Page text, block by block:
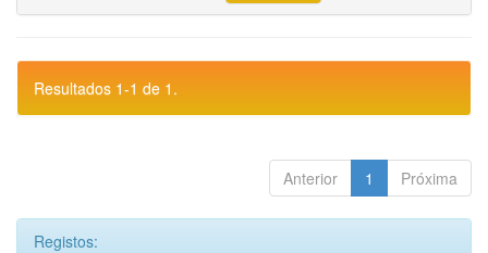
Resultados 1-1 de 1.
Anterior 1 Próxima
Registos: